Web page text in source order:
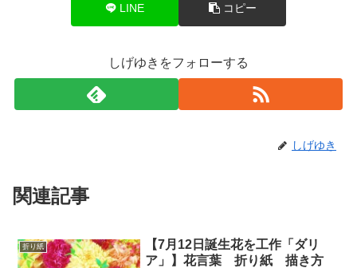
LINE コピー
しげゆきをフォローする
しげゆき
関連記事
折り紙
【7月12日誕生花を工作「ダリ
ア」】花言葉 折り紙 描き方